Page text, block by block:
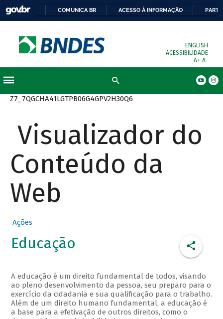
COMUNICA BR ACESSO À INFORMAÇÃO
ENGLISH
ACESSIBILIDADE
A+ A-
Z7_7QGCHA41LGTPB06G4GPV2H30Q6
Visualizador do
Conteúdo da
Web
Ações
Educação
A educação é um direito fundamental de todos, visando
ao pleno desenvolvimento da pessoa, seu preparo para o
exercício da cidadania e sua qualificação para o trabalho.
Além de um direito humano fundamental, a educação é
a base para a efetivação de outros direitos, como o